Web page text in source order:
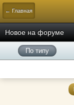
← Главная
Новое на форуме
По типу